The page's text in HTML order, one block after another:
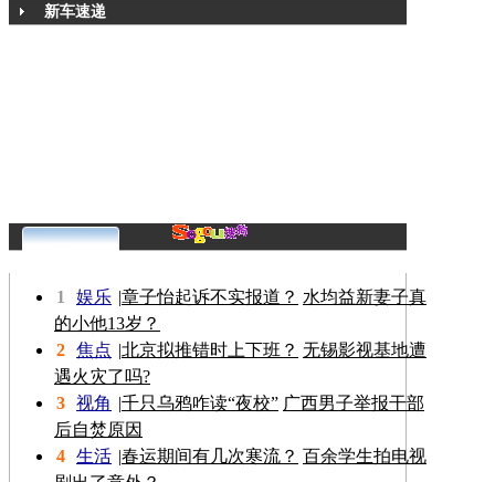
新车速递
1 娱乐 |章子怡起诉不实报道？ 水均益新妻子真
的小他13岁？
2 焦点 |北京拟推错时上下班？ 无锡影视基地遭
遇火灾了吗?
3 视角 |千只乌鸦咋读“夜校” 广西男子举报干部
后自焚原因
4 生活 |春运期间有几次寒流？ 百余学生拍电视